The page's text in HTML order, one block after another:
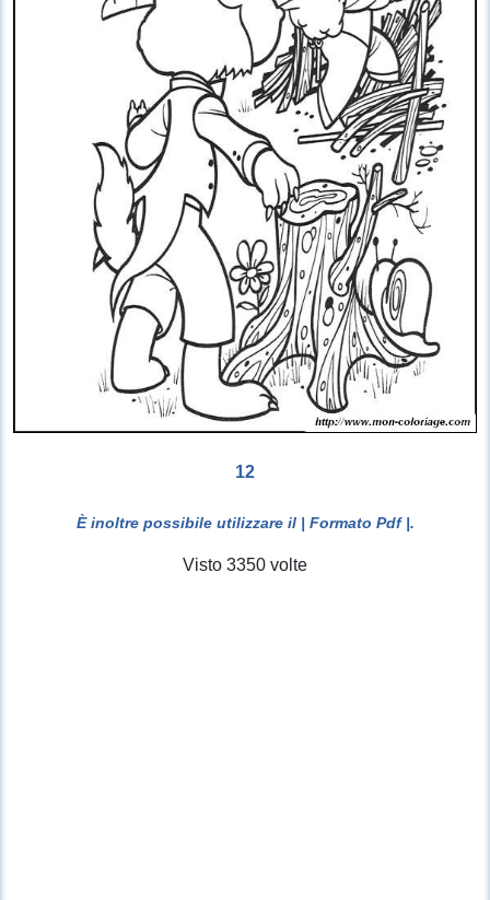
12
È inoltre possibile utilizzare il | Formato Pdf |.
Visto 3350 volte